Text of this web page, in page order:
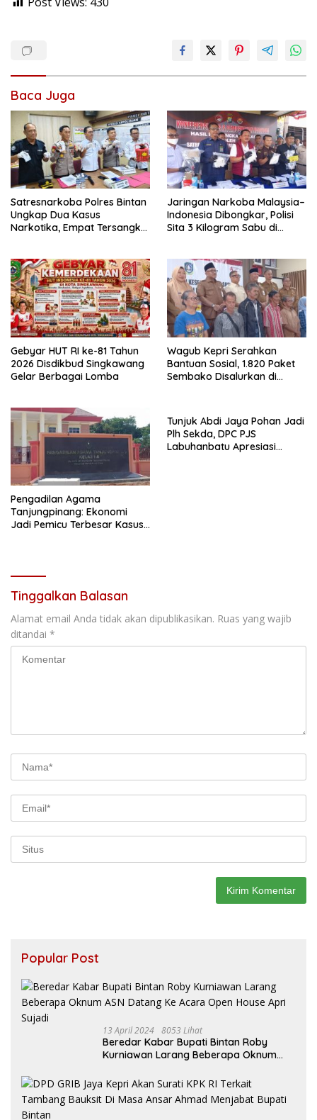
Baca Juga
Satresnarkoba Polres Bintan
Ungkap Dua Kasus
Narkotika, Empat Tersangka
Jaringan Narkoba Malaysia–
Indonesia Dibongkar, Polisi
Sita 3 Kilogram Sabu di
Gebyar HUT RI ke-81 Tahun
2026 Disdikbud Singkawang
Gelar Berbagai Lomba
Wagub Kepri Serahkan
Bantuan Sosial, 1.820 Paket
Sembako Disalurkan di
Pengadilan Agama
Tanjungpinang: Ekonomi
Jadi Pemicu Terbesar Kasus
Tunjuk Abdi Jaya Pohan Jadi
Plh Sekda, DPC PJS
Labuhanbatu Apresiasi
Tinggalkan Balasan
Alamat email Anda tidak akan dipublikasikan. Ruas yang wajib
ditandai *
Popular Post
13 April 2024 8053 Lihat
Beredar Kabar Bupati Bintan Roby
Kurniawan Larang Beberapa Oknum
Sujadi